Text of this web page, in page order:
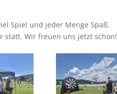
Spiel und jeder Menge Spaß.
statt. Wir freuen uns jetzt schon!